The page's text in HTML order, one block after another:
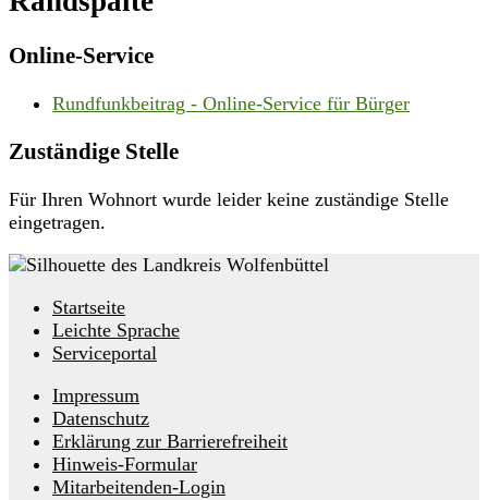
Online-Service
Rundfunk­beitrag - Online-Service für Bürger
Zuständige Stelle
Für Ihren Wohnort wurde leider keine zuständige Stelle
eingetragen.
Startseite
Leichte Sprache
Serviceportal
Impressum
Datenschutz
Erklärung zur Barrierefreiheit
Hinweis-Formular
Mitarbeitenden-Login